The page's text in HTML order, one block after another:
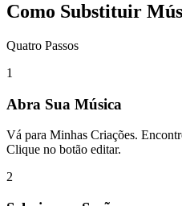
Como Substituir
Quatro Passos
1
Abra Sua Música
Vá para Minhas Criações.
Clique no botão editar.
2